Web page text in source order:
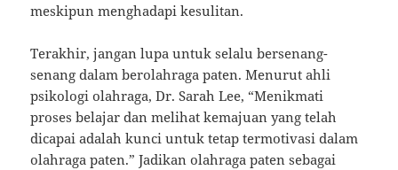
meskipun menghadapi kesulitan.
Terakhir, jangan lupa untuk selalu bersenang-
senang dalam berolahraga paten. Menurut ahli
psikologi olahraga, Dr. Sarah Lee, “Menikmati
proses belajar dan melihat kemajuan yang telah
dicapai adalah kunci untuk tetap termotivasi dalam
olahraga paten.” Jadikan olahraga paten sebagai